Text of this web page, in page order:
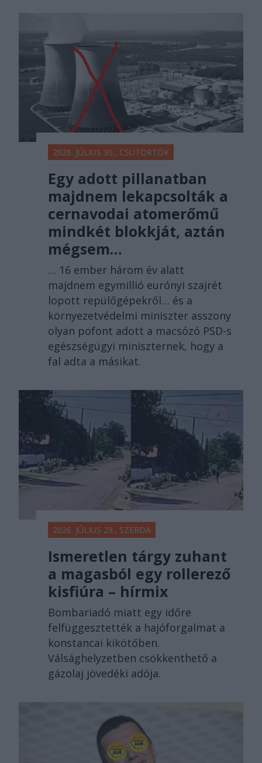
2026. JÚLIUS 30., CSÜTÖRTÖK
Egy adott pillanatban
majdnem lekapcsolták a
cernavodai atomerőmű
mindkét blokkját, aztán
mégsem…
… 16 ember három év alatt
majdnem egymillió eurónyi szajrét
lopott repülőgépekről… és a
környezetvédelmi miniszter asszony
olyan pofont adott a macsózó PSD-s
egészségügyi miniszternek, hogy a
fal adta a másikat.
2026. JÚLIUS 29., SZERDA
Ismeretlen tárgy zuhant
a magasból egy rollerező
kisfiúra – hírmix
Bombariadó miatt egy időre
felfüggesztették a hajóforgalmat a
konstancai kikötőben.
Válsághelyzetben csökkenthető a
gázolaj jövedéki adója.